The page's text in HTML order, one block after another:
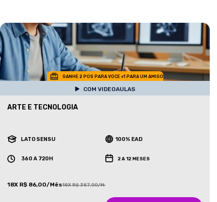
GANHE 2 POS PARA VOCE +1 PARA UM AMIGO
COM VIDEOAULAS
ARTE E TECNOLOGIA
LATO SENSU 100% EAD
360 A 720H 2 A 12 MESES
18X R$ 86,00/Mês18X R$ 387,00/Mês